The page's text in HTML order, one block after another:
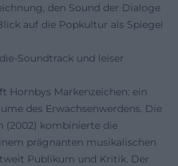
den Sound der Dialoge
auf die Popkultur als Spiegel
Soundtrack und leiser
Hornbys Markenzeichen: ein
des Erwachsenwerdens. Die
(2002) kombinierte die
prägnanten musikalischen
Publikum und Kritik. Der